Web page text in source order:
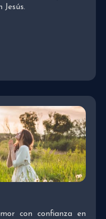
Jesús.
con confianza en